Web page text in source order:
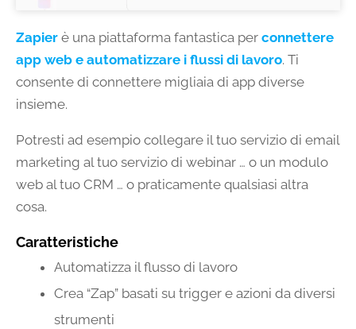
Zapier è una piattaforma fantastica per connettere
app web e automatizzare i flussi di lavoro. Ti
consente di connettere migliaia di app diverse
insieme.
Potresti ad esempio collegare il tuo servizio di email
marketing al tuo servizio di webinar … o un modulo
web al tuo CRM … o praticamente qualsiasi altra
cosa.
Caratteristiche
Automatizza il flusso di lavoro
Crea “Zap” basati su trigger e azioni da diversi
strumenti